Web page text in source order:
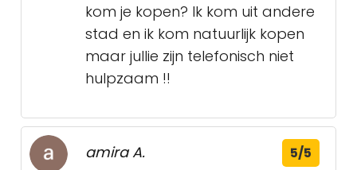
kom je kopen? Ik kom uit andere
stad en ik kom natuurlijk kopen
maar jullie zijn telefonisch niet
hulpzaam !!
amira A. 5/5